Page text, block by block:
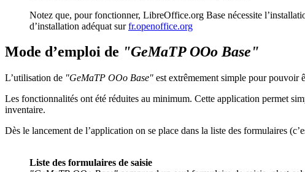
Notez que, pour fonctionner, LibreOffice.org Base nécessite
d’installation adéquat surfr.openoffice.org
Mode d’emploi de "GeMaTP OOo Base"
L’utilisation de "GeMaTP OOo Base" est extrêmement simple pour pouvoir
Les fonctionnalités ont été réduites au minimum. Cette application permet
inventaire.
Dès le lancement de l’application on se place dans la liste des formulaires
Liste des formulaires de saisie